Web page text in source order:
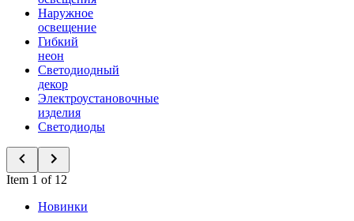
Наружное
освещение
Гибкий
неон
Светодиодный
декор
Электроустановочные
изделия
Светодиоды
Item 1 of 12
Новинки